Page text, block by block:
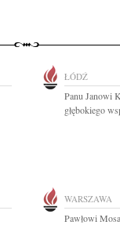
ŁÓDŹ
Panu Janowi
głębokiego
WARSZAWA
Pawłowi